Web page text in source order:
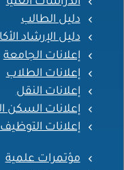
دليل الطالب
دليل الإرشاد
إعلانات الجامعة
إعلانات الطلاب
إعلانات النقل
إعلانات السكن
إعلانات التوظيف
مؤتمرات علمية